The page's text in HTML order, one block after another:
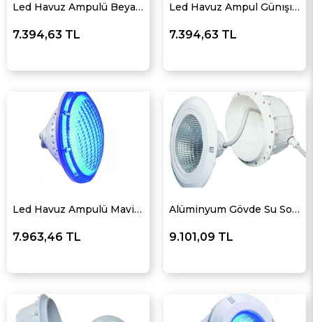
Led Havuz Ampulü Beyaz-84 Ledli
7.394,63 TL
Led Havuz Ampul Günışığı -84 Ledli
7.394,63 TL
Led Havuz Ampulü Mavi-270 Ledli
7.963,46 TL
Alüminyum Gövde Su Soğutmalı Ledli Kovanlı Lamba Beyaz
9.101,09 TL